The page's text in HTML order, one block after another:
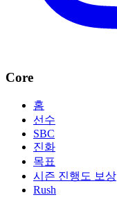
Core
홈
선수
SBC
진화
목표
시즌 진행도 보상
Rush